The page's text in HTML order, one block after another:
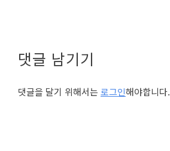
댓글 남기기
댓글을 달기 위해서는 로그인해야합니다.